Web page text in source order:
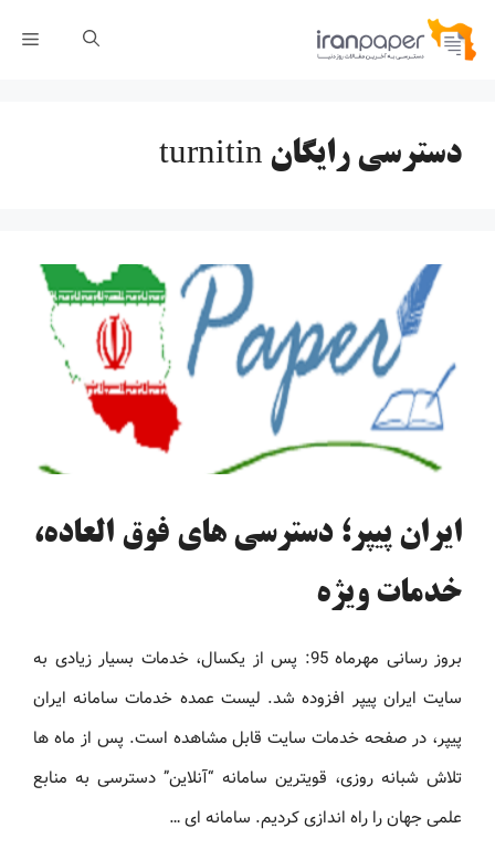
پرش
دسترسی رایگان turnitin
ایران پیپر؛ دسترسی های فوق العاده،
خدمات ویژه
بروز رسانی مهرماه 95: پس از یکسال، خدمات بسیار زیادی به
سایت ایران پیپر افزوده شد. لیست عمده خدمات سامانه ایران
پیپر، در صفحه خدمات سایت قابل مشاهده است. پس از ماه ها
تلاش شبانه روزی، قویترین سامانه “آنلاین” دسترسی به منابع
علمی جهان را راه اندازی کردیم. سامانه ای …